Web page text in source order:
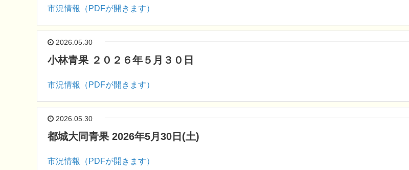
市況情報（PDFが開きます）
2026.05.30
小林青果 ２０２６年５月３０日
市況情報（PDFが開きます）
2026.05.30
都城大同青果 2026年5月30日(土)
市況情報（PDFが開きます）